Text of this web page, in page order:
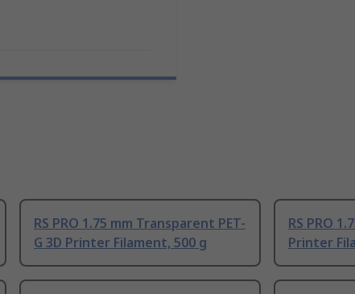
RS PRO 1.75 mm Transparent PET-
G 3D Printer Filament, 500 g
RS PRO
Printer